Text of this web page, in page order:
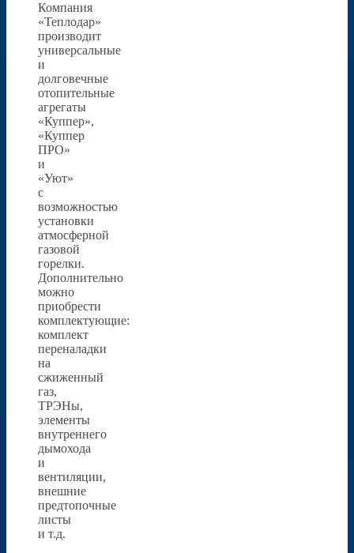
Компания
«Теплодар»
производит
универсальные
и
долговечные
отопительные
агрегаты
«Куппер»,
«Куппер
ПРО»
и
«Уют»
с
возможностью
установки
атмосферной
газовой
горелки.
Дополнительно
можно
приобрести
комплектующие:
комплект
переналадки
на
сжиженный
газ,
ТРЭНы,
элементы
внутреннего
дымохода
и
вентиляции,
внешние
предтопочные
листы
и т.д.